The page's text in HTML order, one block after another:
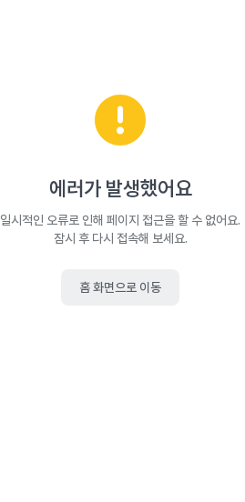
에러가 발생했어요
일시적인 오류로 인해 페이지 접근을 할 수 없어요.
잠시 후 다시 접속해 보세요.
홈 화면으로 이동